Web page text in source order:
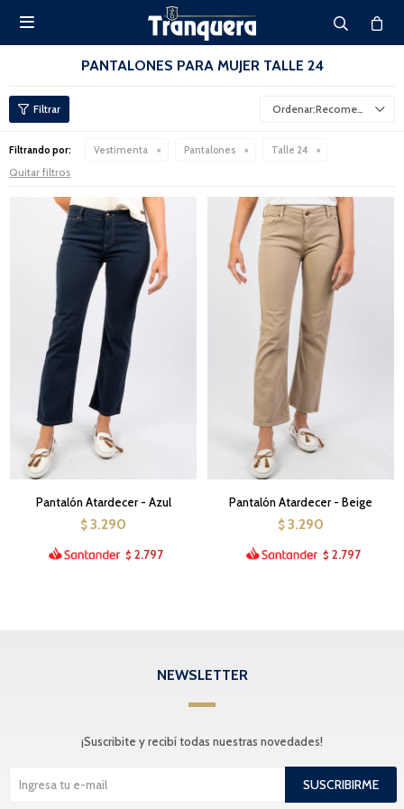

PANTALONES PARA MUJER TALLE 24
Recomendados
Filtrando por: Vestimenta Pantalones Talle 24
Quitar filtros
Pantalón Atardecer - Azul
$ 3.290
$ 2.797
Pantalón Atardecer - Beige
$ 3.290
$ 2.797
NEWSLETTER
¡Suscribite y recibí todas nuestras novedades!
SUSCRIBIRME